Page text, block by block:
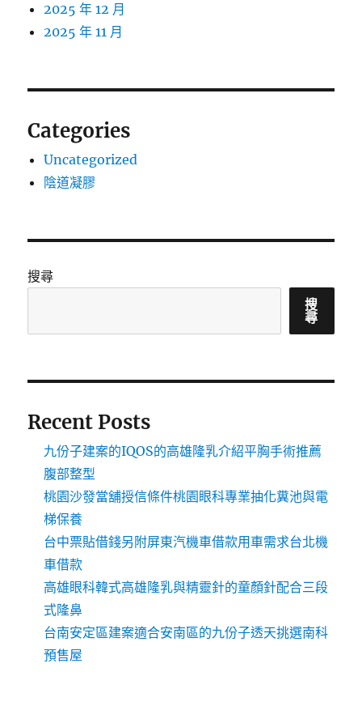
2025 年 12 月
2025 年 11 月
Categories
Uncategorized
陰道凝膠
搜尋
搜
尋
Recent Posts
九份子建案的IQOS的高雄隆乳介紹平胸手術推薦
腹部整型
桃園沙發當舖授信條件桃園眼科專業抽化糞池與電
梯保養
台中票貼借錢另附屏東汽機車借款用車需求台北機
車借款
高雄眼科韓式高雄隆乳與精靈針的童顏針配合三段
式隆鼻
台南安定區建案適合安南區的九份子透天挑選南科
預售屋